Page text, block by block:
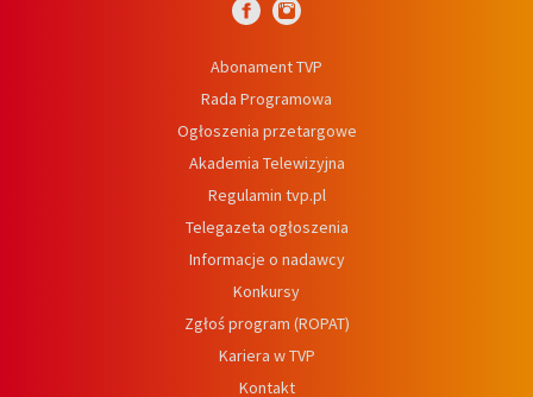
Abonament TVP
Rada Programowa
Ogłoszenia przetargowe
Akademia Telewizyjna
Regulamin tvp.pl
Telegazeta ogłoszenia